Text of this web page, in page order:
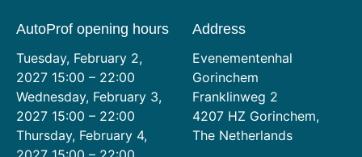
AutoProf opening hours
Tuesday, February 2,
2027 15:00 – 22:00
Wednesday, February 3,
2027 15:00 – 22:00
Thursday, February 4,
Address
Evenementenhal
Gorinchem
Franklinweg 2
4207 HZ Gorinchem,
The Netherlands